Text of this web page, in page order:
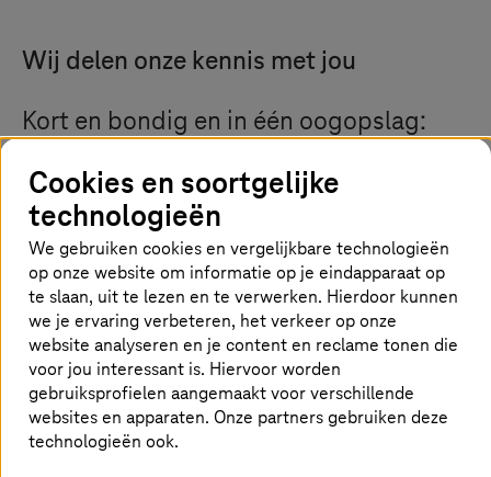
Wij delen onze kennis met jou
Kort en bondig en in één oogopslag:
evenementen over onderwerpen waar
jouw branche en wij ons mee
bezighouden – nu en in de toekomst.
Lees de nieuwste blogs van experts
Cookies en soortgelijke
technologieën
We gebruiken cookies en vergelijkbare technologieën
op onze website om informatie op je eindapparaat op
te slaan, uit te lezen en te verwerken. Hierdoor kunnen
we je ervaring verbeteren, het verkeer op onze
website analyseren en je content en reclame tonen die
voor jou interessant is. Hiervoor worden
gebruiksprofielen aangemaakt voor verschillende
websites en apparaten. Onze partners gebruiken deze
technologieën ook.